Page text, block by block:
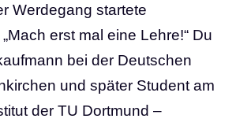
Werdegang startete
erst mal eine Lehre!“ Du
bei der Deutschen
und später Student am
der TU Dortmund –